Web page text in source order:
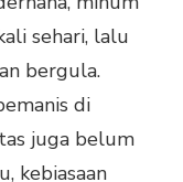
sehari, lalu
bergula.
di
juga belum
kebiasaan